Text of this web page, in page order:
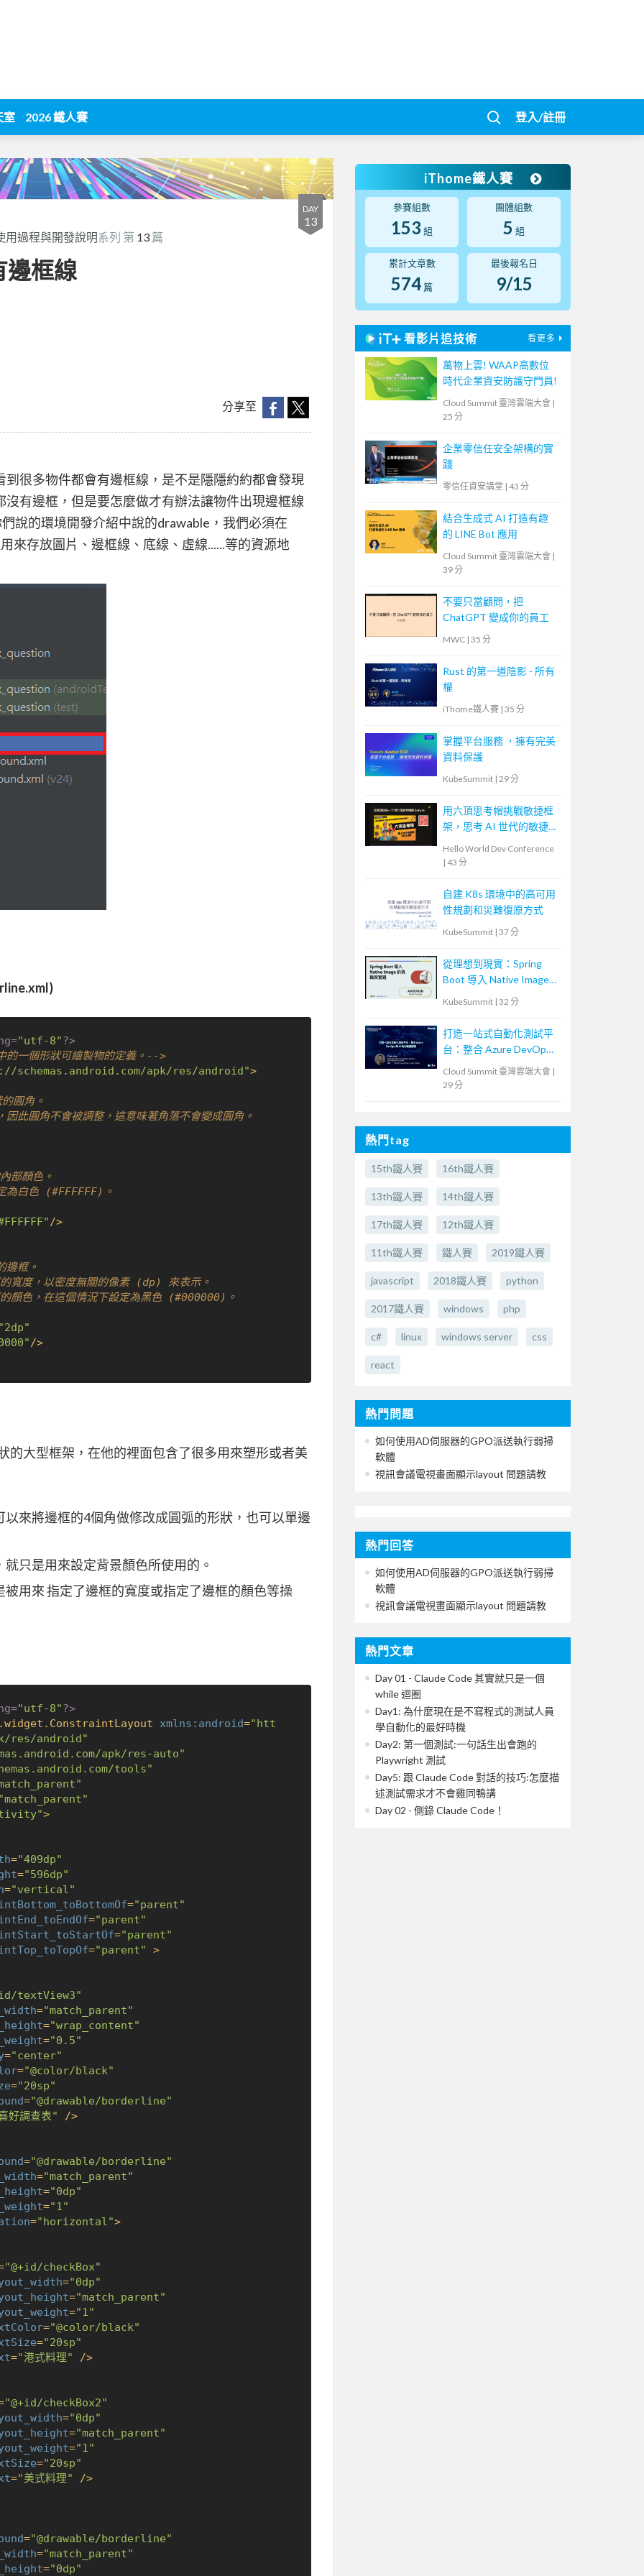
室 2026 鐵人賽 登入/註冊
DAY
13
用過程與開發說明系列 第 13 篇
邊框線
分享至
很多物件都會有邊框線，是不是隱隱約約都會發現
有邊框，但是要怎麼做才有辦法讓物件出現邊框線
說的環境開發介紹中說的drawable，我們必須在
來存放圖片、邊框線、底線、虛線......等的資源地
"utf-8"?>
個形狀可繪製物的定義。-->
schemas.android.com/apk/res/android">
/>
/>
的大型框架，在他的裡面包含了很多用來塑形或者美
來將邊框的4個角做修改成圓弧的形狀，也可以單邊
只是用來設定背景顏色所使用的。
用來 指定了邊框的寬度或指定了邊框的顏色等操
"utf-8"?>
xmlns:android="htt
res/android"
apk/res-auto"
tools"
>
="409dp"
="596dp"
="vertical"
="parent"
="parent"
="parent"
="parent" >
textView3"
="match_parent"
="wrap_content"
="0.5"
="center"
="@color/black"
="20sp"
="@drawable/borderline"
好調查表" />
="@drawable/borderline"
="match_parent"
="0dp"
="1"
="horizontal">
"@+id/checkBox"
="0dp"
="match_parent"
="1"
="@color/black"
="20sp"
="港式料理" />
"@+id/checkBox2"
="0dp"
="match_parent"
="1"
="20sp"
="美式料理" />
="@drawable/borderline"
="match_parent"
="0dp"
iThome鐵人賽
參賽組數
153 組
團體組數
5 組
累計文章數
574 篇
最後報名日
9/15
看影片追技術 看更多
萬物上雲! WAAP高數位
時代企業資安防護守門員!
Cloud Summit 臺灣雲端大會 |
25 分
企業零信任安全架構的實
踐
零信任資安講堂 | 43 分
結合生成式 AI 打造有趣
的 LINE Bot 應用
Cloud Summit 臺灣雲端大會 |
39 分
不要只當顧問，把
ChatGPT 變成你的員工
MWC | 35 分
Rust 的第一道陰影 - 所有
權
iThome鐵人賽 | 35 分
掌握平台服務 ，擁有完美
資料保護
KubeSummit | 29 分
用六頂思考帽挑戰敏捷框
架，思考 AI 世代的敏捷
Hello World Dev Conference
| 43 分
自建 K8s 環境中的高可用
性規劃和災難復原方式
KubeSummit | 37 分
從理想到現實：Spring
Boot 導入 Native Image
KubeSummit | 32 分
打造一站式自動化測試平
台：整合 Azure DevOps
與 AI 助力敏捷開發
Cloud Summit 臺灣雲端大會 |
29 分
熱門tag
15th鐵人賽 16th鐵人賽
13th鐵人賽 14th鐵人賽
17th鐵人賽 12th鐵人賽
11th鐵人賽 鐵人賽 2019鐵人賽
javascript 2018鐵人賽 python
2017鐵人賽 windows php
c# linux windows server css
react
熱門問題
如何使用AD伺服器的GPO派送執行弱掃
軟體
視訊會議電視畫面顯示layout 問題請教
熱門回答
如何使用AD伺服器的GPO派送執行弱掃
軟體
視訊會議電視畫面顯示layout 問題請教
熱門文章
Day 01 - Claude Code 其實就只是一個
while 迴圈
Day1: 為什麼現在是不寫程式的測試人員
學自動化的最好時機
Day2: 第一個測試:一句話生出會跑的
Playwright 測試
Day5: 跟 Claude Code 對話的技巧:怎麼描
述測試需求才不會雞同鴨講
Day 02 - 側錄 Claude Code！